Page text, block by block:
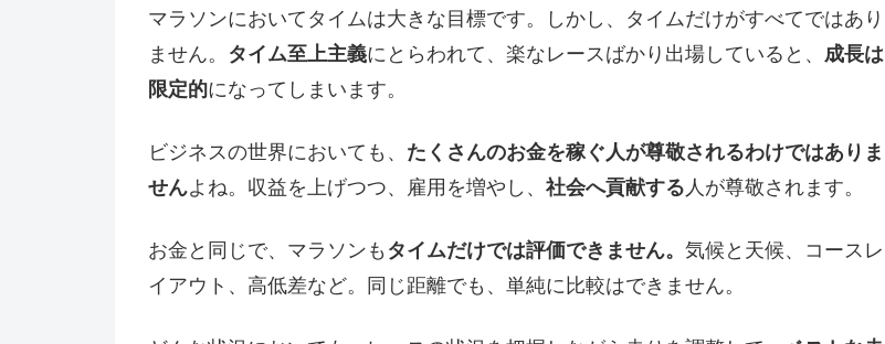
マラソンにおいてタイムは大きな目標です。しかし、タイムだけがすべてではあり
ません。 タイム至上主義にとらわれて、楽なレースばかり出場していると、 成長は
限定的になってしまいます。
ビジネスの世界においても、 たくさんのお金を稼ぐ人が尊敬されるわけではありま
せんよね。収益を上げつつ、雇用を増やし、 社会へ貢献する 人が尊敬されます。
お金と同じで、マラソンも タイムだけでは評価できません。 気候と天候、コースレ
イアウト、高低差など。同じ距離でも、単純に比較はできません。